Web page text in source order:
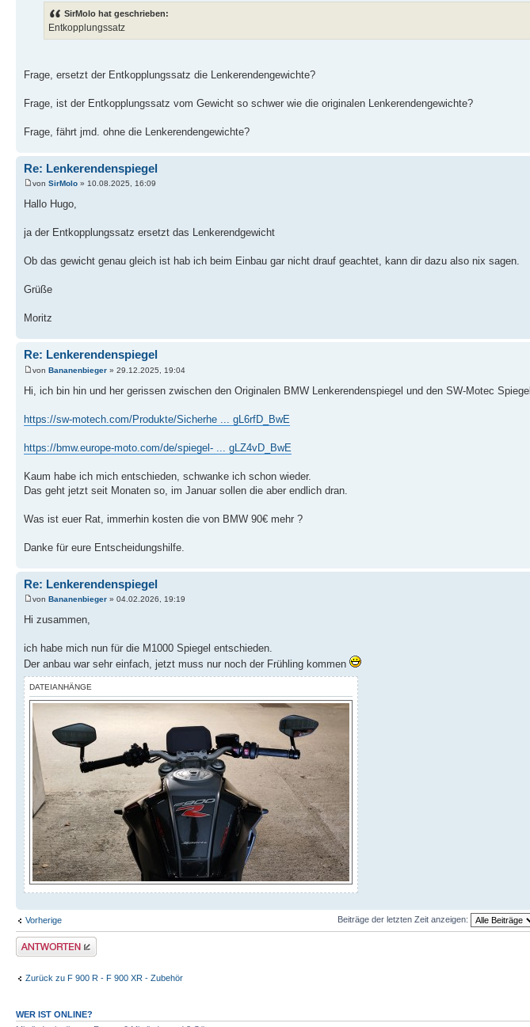
SirMolo hat geschrieben:
Entkopplungssatz
Frage, ersetzt der Entkopplungssatz die Lenkerendengewichte?
Frage, ist der Entkopplungssatz vom Gewicht so schwer wie die originalen Lenkerendengewichte?
Frage, fährt jmd. ohne die Lenkerendengewichte?
Re: Lenkerendenspiegel
von SirMolo » 10.08.2025, 16:09
Hallo Hugo,
ja der Entkopplungssatz ersetzt das Lenkerendgewicht
Ob das gewicht genau gleich ist hab ich beim Einbau gar nicht drauf geachtet, kann dir dazu also nix sagen.
Grüße
Moritz
Re: Lenkerendenspiegel
von Bananenbieger » 29.12.2025, 19:04
Hi, ich bin hin und her gerissen zwischen den Originalen BMW Lenkerendenspiegel und den SW-Motec Spiegel.
https://sw-motech.com/Produkte/Sicherhe ... gL6rfD_BwE
https://bmw.europe-moto.com/de/spiegel- ... gLZ4vD_BwE
Kaum habe ich mich entschieden, schwanke ich schon wieder.
Das geht jetzt seit Monaten so, im Januar sollen die aber endlich dran.
Was ist euer Rat, immerhin kosten die von BMW 90€ mehr ?
Danke für eure Entscheidungshilfe.
Re: Lenkerendenspiegel
von Bananenbieger » 04.02.2026, 19:19
Hi zusammen,
ich habe mich nun für die M1000 Spiegel entschieden.
Der anbau war sehr einfach, jetzt muss nur noch der Frühling kommen
DATEIANHÄNGE
Vorherige Beiträge der letzten Zeit anzeigen:
Antwort schreiben
Zurück zu F 900 R - F 900 XR - Zubehör
WER IST ONLINE?